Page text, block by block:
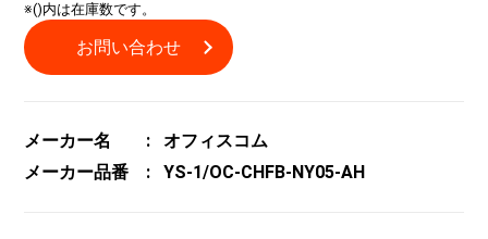
※()内は在庫数です。
お問い合わせ
メーカー名
オフィスコム
メーカー品番
YS-1/OC-CHFB-NY05-AH